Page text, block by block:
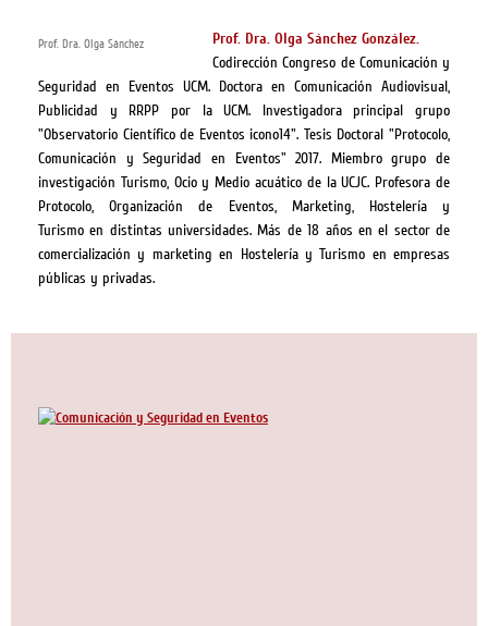
Prof. Dra. Olga Sánchez
Prof. Dra. Olga Sánchez González.
Codirección Congreso de Comunicación y
Seguridad en Eventos UCM. Doctora en Comunicación Audiovisual,
Publicidad y RRPP por la UCM. Investigadora principal grupo
"Observatorio Científico de Eventos icono14". Tesis Doctoral "Protocolo,
Comunicación y Seguridad en Eventos" 2017. Miembro grupo de
investigación Turismo, Ocio y Medio acuático de la UCJC. Profesora de
Protocolo, Organización de Eventos, Marketing, Hostelería y
Turismoen distintas universidades. Más de 18 años en el sector de
comercialización y marketing en Hostelería y Turismo en empresas
públicas y privadas.